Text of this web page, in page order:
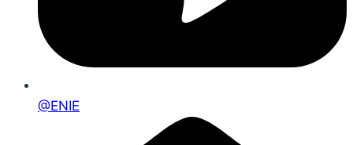
@ENIE